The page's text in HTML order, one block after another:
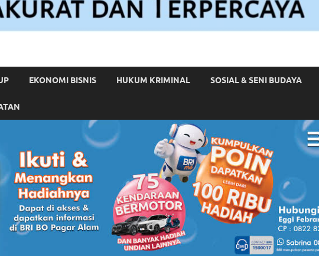
EKONOMI BISNIS HUKUM KRIMINAL SOSIAL & SENI BUDAYA